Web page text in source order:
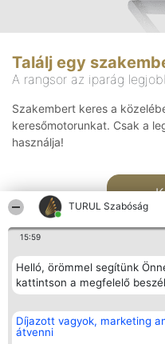
TURUL Szabóság
15:59
Helló, örömmel segítünk
kattintson a megfelelő
Díjazott vagyok, marketing
átvenni
Találj egy
A rangsor az iparág
Szakembert keres a
keresőmotorunkat. Csak a
használja!
Rangsorszervező
SC Beautiful Company S.R.L.
Bulevardul Aleea Timișul De